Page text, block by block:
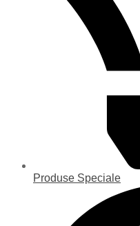
Produse Speciale